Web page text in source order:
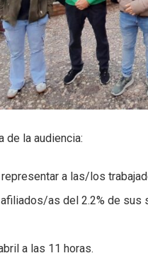
de la audiencia:
a las/los
as del 2.2% de sus
a las 11 horas.